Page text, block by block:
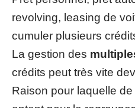
revolving, leasing de
cumuler plusieurs
La gestion des
crédits peut très vite
Raison pour laquelle